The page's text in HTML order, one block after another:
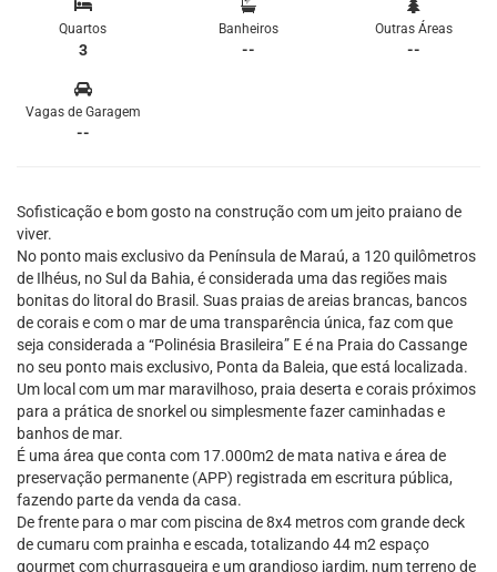
Quartos
3
Banheiros
--
Outras Áreas
--
Vagas de Garagem
--
Sofisticação e bom gosto na construção com um jeito praiano de
viver.
No ponto mais exclusivo da Península de Maraú, a 120 quilômetros
de Ilhéus, no Sul da Bahia, é considerada uma das regiões mais
bonitas do litoral do Brasil. Suas praias de areias brancas, bancos
de corais e com o mar de uma transparência única, faz com que
seja considerada a “Polinésia Brasileira” E é na Praia do Cassange
no seu ponto mais exclusivo, Ponta da Baleia, que está localizada.
Um local com um mar maravilhoso, praia deserta e corais próximos
para a prática de snorkel ou simplesmente fazer caminhadas e
banhos de mar.
É uma área que conta com 17.000m2 de mata nativa e área de
preservação permanente (APP) registrada em escritura pública,
fazendo parte da venda da casa.
De frente para o mar com piscina de 8x4 metros com grande deck
de cumaru com prainha e escada, totalizando 44 m2 espaço
gourmet com churrasqueira e um grandioso jardim, num terreno de